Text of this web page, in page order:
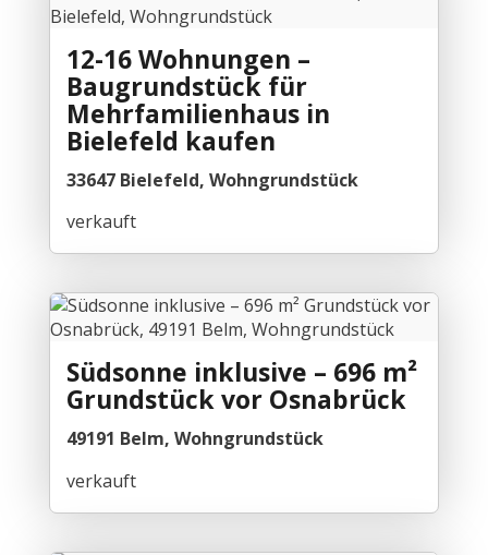
12-16 Wohnungen –
Baugrundstück für
Mehrfamilienhaus in
Bielefeld kaufen
33647 Bielefeld, Wohngrundstück
verkauft
Südsonne inklusive – 696 m²
Grundstück vor Osnabrück
49191 Belm, Wohngrundstück
verkauft